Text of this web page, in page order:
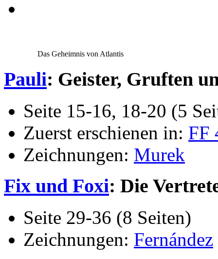
Das Geheimnis von Atlantis
Pauli: Geister, Gruften
Seite 15-16, 18-20 (5
Zuerst erschienen in: FF
Zeichnungen: Murek
Fix und Foxi: Die
Seite 29-36 (8 Seiten)
Zeichnungen: Fernández